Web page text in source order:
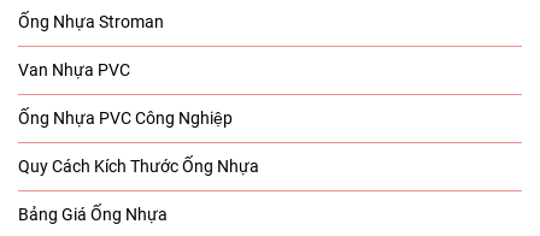
Ống Nhựa Stroman
Van Nhựa PVC
Ống Nhựa PVC Công Nghiệp
Quy Cách Kích Thước Ống Nhựa
Bảng Giá Ống Nhựa